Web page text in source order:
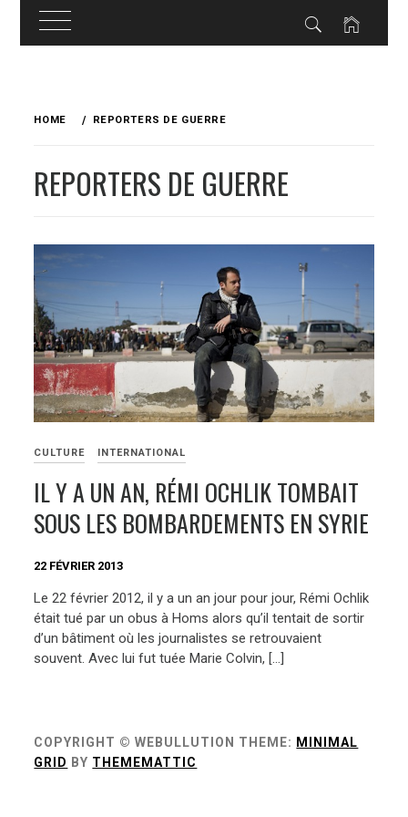
HOME REPORTERS DE GUERRE
REPORTERS DE GUERRE
CULTURE INTERNATIONAL
IL Y A UN AN, RÉMI OCHLIK TOMBAIT
SOUS LES BOMBARDEMENTS EN SYRIE
22 FÉVRIER 2013
Le 22 février 2012, il y a un an jour pour jour, Rémi Ochlik
était tué par un obus à Homs alors qu’il tentait de sortir
d’un bâtiment où les journalistes se retrouvaient
souvent. Avec lui fut tuée Marie Colvin, […]
COPYRIGHT © WEBULLUTION THEME: MINIMAL
GRID BY THEMEMATTIC